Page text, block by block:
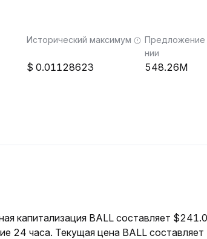
Исторический максимум
0.01128623
нии
548.26M
капитализация BALL составляет
24 часа. Текущая цена BALL составляет